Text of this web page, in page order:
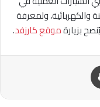
والكهربائية، ولمعرفة
بزيارةموقع كارزفد.